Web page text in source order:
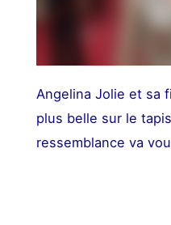
Angelina Jolie et sa
plus belle sur le
ressemblance va